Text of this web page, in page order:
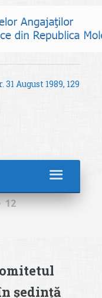
August 1989, 129
12
ședință